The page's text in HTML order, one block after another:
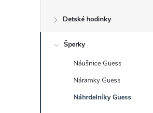
ý
Detské hodinky
Šperky
Náušnice Guess
Náramky Guess
Náhrdelníky Guess